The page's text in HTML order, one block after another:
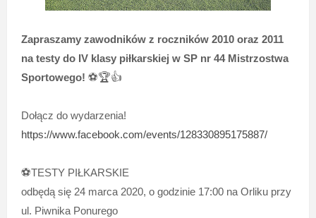
Zapraszamy zawodników z roczników 2010 oraz 2011
na testy do IV klasy piłkarskiej w SP nr 44 Mistrzostwa
Sportowego! ⚽️🏆👍
Dołącz do wydarzenia!
https://www.facebook.com/events/128330895175887/
⚽️TESTY PIŁKARSKIE
odbędą się 24 marca 2020, o godzinie 17:00 na Orliku przy
ul. Piwnika Ponurego